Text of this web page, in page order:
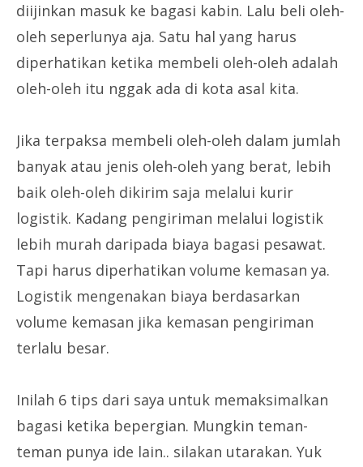
diijinkan masuk ke bagasi kabin. Lalu beli oleh-
oleh seperlunya aja. Satu hal yang harus
diperhatikan ketika membeli oleh-oleh adalah
oleh-oleh itu nggak ada di kota asal kita.
Jika terpaksa membeli oleh-oleh dalam jumlah
banyak atau jenis oleh-oleh yang berat, lebih
baik oleh-oleh dikirim saja melalui kurir
logistik. Kadang pengiriman melalui logistik
lebih murah daripada biaya bagasi pesawat.
Tapi harus diperhatikan volume kemasan ya.
Logistik mengenakan biaya berdasarkan
volume kemasan jika kemasan pengiriman
terlalu besar.
Inilah 6 tips dari saya untuk memaksimalkan
bagasi ketika bepergian. Mungkin teman-
teman punya ide lain.. silakan utarakan. Yuk